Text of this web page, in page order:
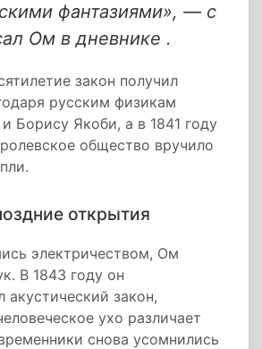
фантазиями», — с
Ом в дневнике .
закон получил
русским физикам
Борису Якоби, а в 1841 году
общество вручило
открытия
электричеством, Ом
В 1843 году он
акустический закон,
ухо различает
снова усомнились